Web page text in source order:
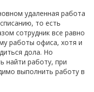
удаленная работа
то есть
сотрудник все равно
работы офиса, хотя и
дола. Но
найти работу, при
выполнить работу в